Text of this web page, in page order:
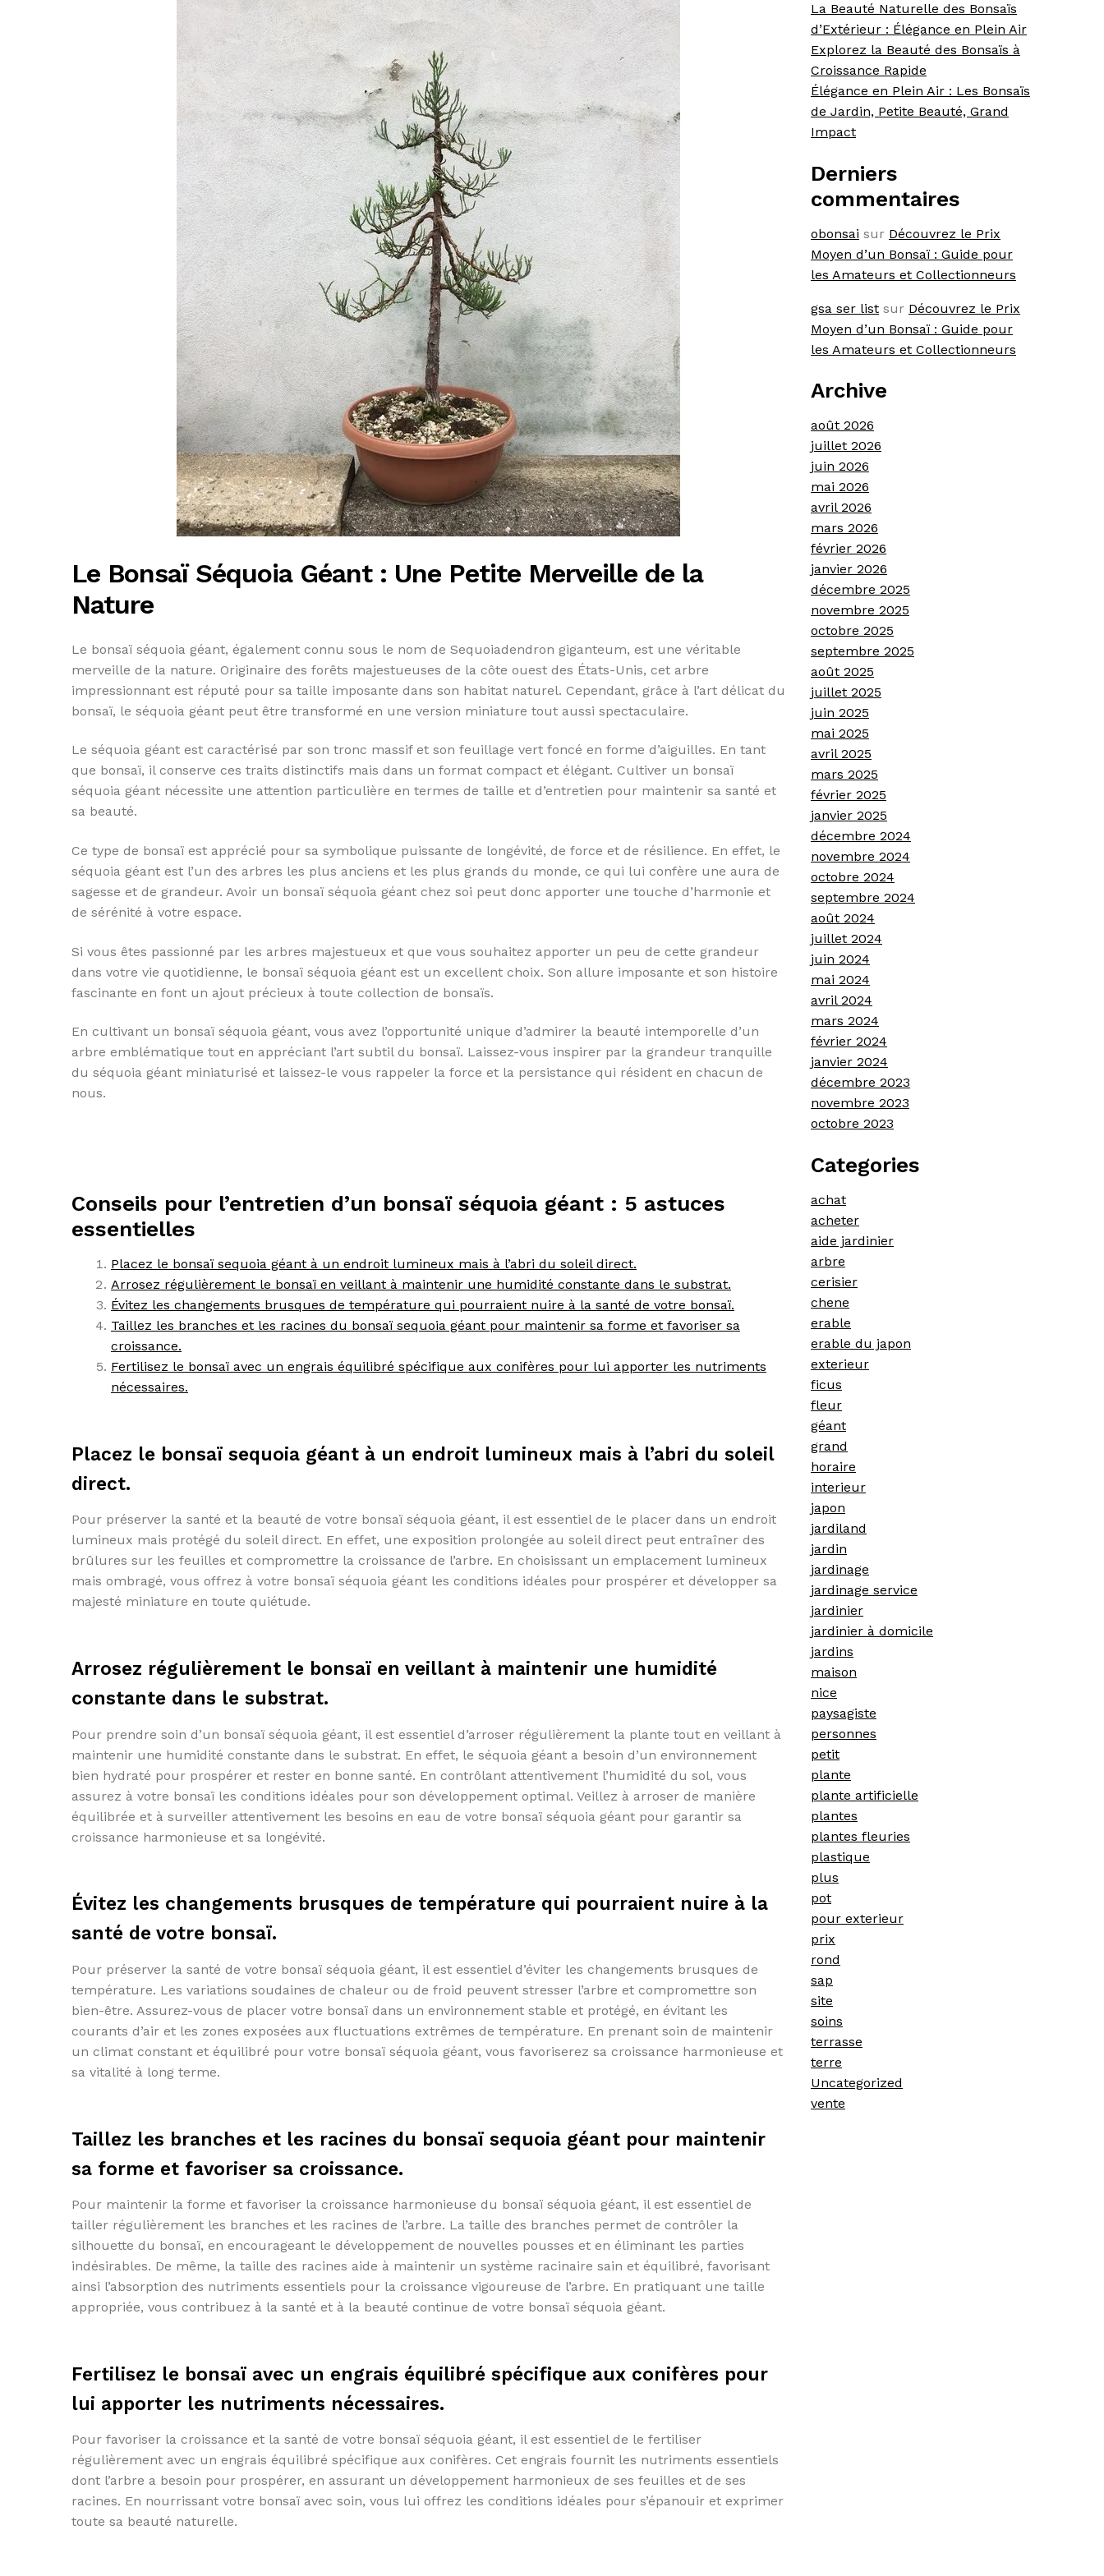
Le Bonsaï Séquoia Géant : Une Petite Merveille de la
Nature
Le bonsaï séquoia géant, également connu sous le nom de Sequoiadendron giganteum, est une véritable
merveille de la nature. Originaire des forêts majestueuses de la côte ouest des États-Unis, cet arbre
impressionnant est réputé pour sa taille imposante dans son habitat naturel. Cependant, grâce à l’art délicat du
bonsaï, le séquoia géant peut être transformé en une version miniature tout aussi spectaculaire.
Le séquoia géant est caractérisé par son tronc massif et son feuillage vert foncé en forme d’aiguilles. En tant
que bonsaï, il conserve ces traits distinctifs mais dans un format compact et élégant. Cultiver un bonsaï
séquoia géant nécessite une attention particulière en termes de taille et d’entretien pour maintenir sa santé et
sa beauté.
Ce type de bonsaï est apprécié pour sa symbolique puissante de longévité, de force et de résilience. En effet, le
séquoia géant est l’un des arbres les plus anciens et les plus grands du monde, ce qui lui confère une aura de
sagesse et de grandeur. Avoir un bonsaï séquoia géant chez soi peut donc apporter une touche d’harmonie et
de sérénité à votre espace.
Si vous êtes passionné par les arbres majestueux et que vous souhaitez apporter un peu de cette grandeur
dans votre vie quotidienne, le bonsaï séquoia géant est un excellent choix. Son allure imposante et son histoire
fascinante en font un ajout précieux à toute collection de bonsaïs.
En cultivant un bonsaï séquoia géant, vous avez l’opportunité unique d’admirer la beauté intemporelle d’un
arbre emblématique tout en appréciant l’art subtil du bonsaï. Laissez-vous inspirer par la grandeur tranquille
du séquoia géant miniaturisé et laissez-le vous rappeler la force et la persistance qui résident en chacun de
nous.
Conseils pour l’entretien d’un bonsaï séquoia géant : 5 astuces
essentielles
Placez le bonsaï sequoia géant à un endroit lumineux mais à l’abri du soleil direct.
Arrosez régulièrement le bonsaï en veillant à maintenir une humidité constante dans le substrat.
Évitez les changements brusques de température qui pourraient nuire à la santé de votre bonsaï.
Taillez les branches et les racines du bonsaï sequoia géant pour maintenir sa forme et favoriser sa
croissance.
Fertilisez le bonsaï avec un engrais équilibré spécifique aux conifères pour lui apporter les nutriments
nécessaires.
Placez le bonsaï sequoia géant à un endroit lumineux mais à l’abri du soleil
direct.
Pour préserver la santé et la beauté de votre bonsaï séquoia géant, il est essentiel de le placer dans un endroit
lumineux mais protégé du soleil direct. En effet, une exposition prolongée au soleil direct peut entraîner des
brûlures sur les feuilles et compromettre la croissance de l’arbre. En choisissant un emplacement lumineux
mais ombragé, vous offrez à votre bonsaï séquoia géant les conditions idéales pour prospérer et développer sa
majesté miniature en toute quiétude.
Arrosez régulièrement le bonsaï en veillant à maintenir une humidité
constante dans le substrat.
Pour prendre soin d’un bonsaï séquoia géant, il est essentiel d’arroser régulièrement la plante tout en veillant à
maintenir une humidité constante dans le substrat. En effet, le séquoia géant a besoin d’un environnement
bien hydraté pour prospérer et rester en bonne santé. En contrôlant attentivement l’humidité du sol, vous
assurez à votre bonsaï les conditions idéales pour son développement optimal. Veillez à arroser de manière
équilibrée et à surveiller attentivement les besoins en eau de votre bonsaï séquoia géant pour garantir sa
croissance harmonieuse et sa longévité.
Évitez les changements brusques de température qui pourraient nuire à la
santé de votre bonsaï.
Pour préserver la santé de votre bonsaï séquoia géant, il est essentiel d’éviter les changements brusques de
température. Les variations soudaines de chaleur ou de froid peuvent stresser l’arbre et compromettre son
bien-être. Assurez-vous de placer votre bonsaï dans un environnement stable et protégé, en évitant les
courants d’air et les zones exposées aux fluctuations extrêmes de température. En prenant soin de maintenir
un climat constant et équilibré pour votre bonsaï séquoia géant, vous favoriserez sa croissance harmonieuse et
sa vitalité à long terme.
Taillez les branches et les racines du bonsaï sequoia géant pour maintenir
sa forme et favoriser sa croissance.
Pour maintenir la forme et favoriser la croissance harmonieuse du bonsaï séquoia géant, il est essentiel de
tailler régulièrement les branches et les racines de l’arbre. La taille des branches permet de contrôler la
silhouette du bonsaï, en encourageant le développement de nouvelles pousses et en éliminant les parties
indésirables. De même, la taille des racines aide à maintenir un système racinaire sain et équilibré, favorisant
ainsi l’absorption des nutriments essentiels pour la croissance vigoureuse de l’arbre. En pratiquant une taille
appropriée, vous contribuez à la santé et à la beauté continue de votre bonsaï séquoia géant.
Fertilisez le bonsaï avec un engrais équilibré spécifique aux conifères pour
lui apporter les nutriments nécessaires.
Pour favoriser la croissance et la santé de votre bonsaï séquoia géant, il est essentiel de le fertiliser
régulièrement avec un engrais équilibré spécifique aux conifères. Cet engrais fournit les nutriments essentiels
dont l’arbre a besoin pour prospérer, en assurant un développement harmonieux de ses feuilles et de ses
racines. En nourrissant votre bonsaï avec soin, vous lui offrez les conditions idéales pour s’épanouir et exprimer
toute sa beauté naturelle.
La Beauté Naturelle des Bonsaïs
d’Extérieur : Élégance en Plein Air
Explorez la Beauté des Bonsaïs à
Croissance Rapide
Élégance en Plein Air : Les Bonsaïs
de Jardin, Petite Beauté, Grand
Impact
Derniers
commentaires
obonsai sur Découvrez le Prix
Moyen d’un Bonsaï : Guide pour
les Amateurs et Collectionneurs
gsa ser list sur Découvrez le Prix
Moyen d’un Bonsaï : Guide pour
les Amateurs et Collectionneurs
Archive
août 2026
juillet 2026
juin 2026
mai 2026
avril 2026
mars 2026
février 2026
janvier 2026
décembre 2025
novembre 2025
octobre 2025
septembre 2025
août 2025
juillet 2025
juin 2025
mai 2025
avril 2025
mars 2025
février 2025
janvier 2025
décembre 2024
novembre 2024
octobre 2024
septembre 2024
août 2024
juillet 2024
juin 2024
mai 2024
avril 2024
mars 2024
février 2024
janvier 2024
décembre 2023
novembre 2023
octobre 2023
Categories
achat
acheter
aide jardinier
arbre
cerisier
chene
erable
erable du japon
exterieur
ficus
fleur
géant
grand
horaire
interieur
japon
jardiland
jardin
jardinage
jardinage service
jardinier
jardinier à domicile
jardins
maison
nice
paysagiste
personnes
petit
plante
plante artificielle
plantes
plantes fleuries
plastique
plus
pot
pour exterieur
prix
rond
sap
site
soins
terrasse
terre
Uncategorized
vente